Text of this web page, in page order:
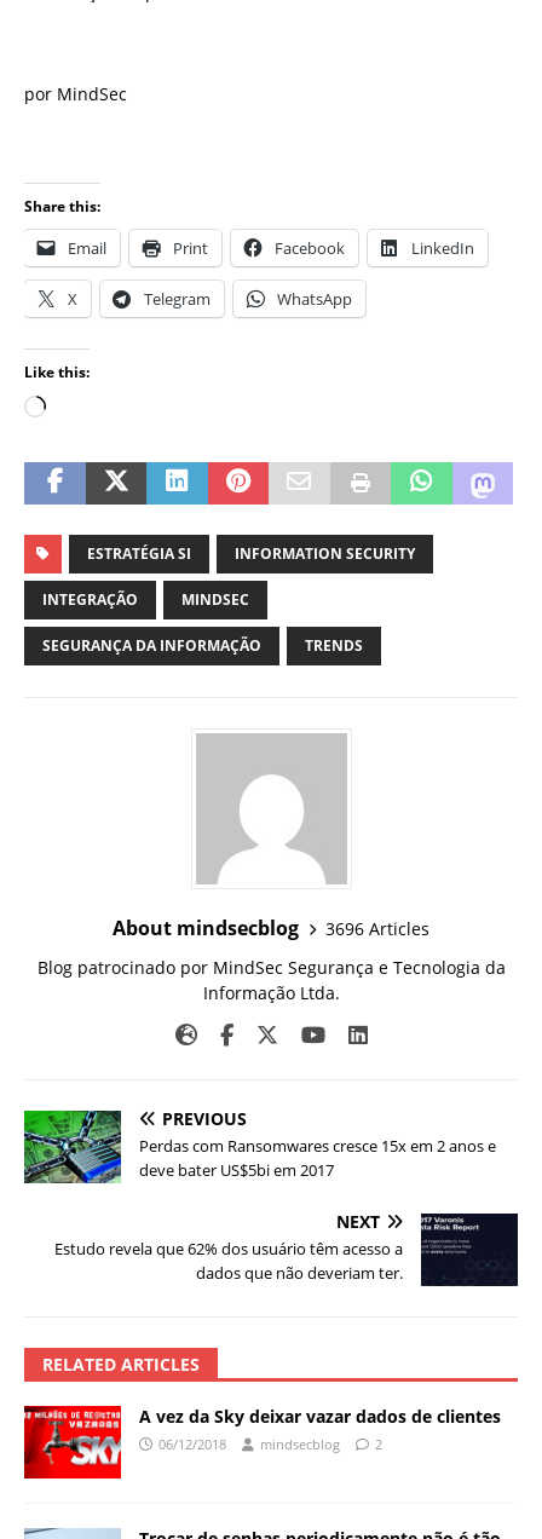
por MindSec
Share this:
Email Print Facebook LinkedIn
X Telegram WhatsApp
Like this:
ESTRATÉGIA SI INFORMATION SECURITY
INTEGRAÇÃO MINDSEC
SEGURANÇA DA INFORMAÇÃO TRENDS
About mindsecblog
3696 Articles
Blog patrocinado por MindSec Segurança e Tecnologia da
Informação Ltda.
PREVIOUS
Perdas com Ransomwares cresce 15x em 2 anos e
deve bater US$5bi em 2017
NEXT
Estudo revela que 62% dos usuário têm acesso a
dados que não deveriam ter.
RELATED ARTICLES
A vez da Sky deixar vazar dados de clientes
06/12/2018 mindsecblog 2